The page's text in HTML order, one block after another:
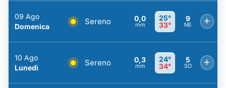
09 Ago
Domenica
Sereno 0,0
mm
25°
33°
9
NE +
10 Ago
Lunedì
Sereno 0,3
mm
24°
34°
5
SO +